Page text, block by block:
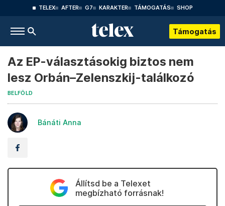
TELEX AFTER G7 KARAKTER TÁMOGATÁS SHOP
Támogatás
Az EP-választásokig biztos nem
lesz Orbán–Zelenszkij-találkozó
BELFÖLD
Bánáti Anna
Állítsd be a Telexet
megbízható forrásnak!